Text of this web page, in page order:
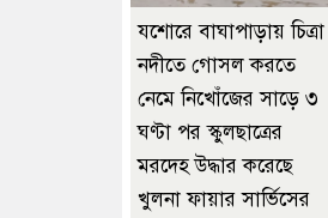
যশোরে বাঘাপাড়ায় চিত্রা
নদীতে গোসল করতে
নেমে নিখোঁজের সাড়ে ৩
ঘণ্টা পর স্কুলছাত্রের
মরদেহ উদ্ধার করেছে
খুলনা ফায়ার সার্ভিসের